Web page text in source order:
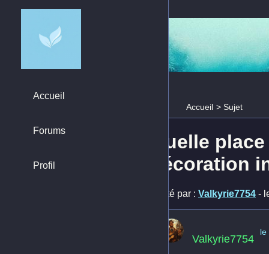
Accueil > Sujet
Accueil
Forums
Profil
Quelle
décoration
Posté par : Valkyrie7754 -
Valkyrie7754
le